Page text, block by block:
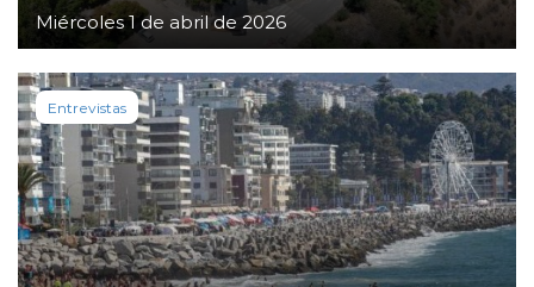
Miércoles 1 de abril de 2026
Entrevistas